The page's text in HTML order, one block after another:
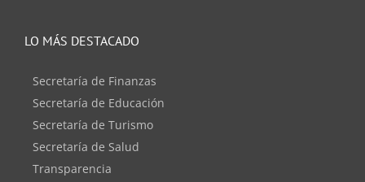
LO MÁS DESTACADO
Secretaría de Finanzas
Secretaría de Educación
Secretaría de Turismo
Secretaría de Salud
Transparencia